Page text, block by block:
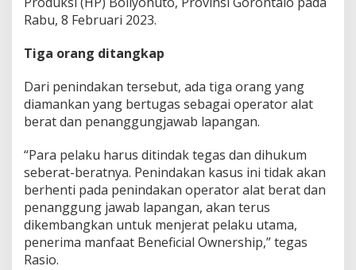
Rabu, 8 Februari 2023.
Tiga orang ditangkap
Dari penindakan tersebut, ada tiga orang yang
diamankan yang bertugas sebagai operator alat
berat dan penanggungjawab lapangan.
“Para pelaku harus ditindak tegas dan dihukum
seberat-beratnya. Penindakan kasus ini tidak akan
berhenti pada penindakan operator alat berat dan
penanggung jawab lapangan, akan terus
dikembangkan untuk menjerat pelaku utama,
penerima manfaat Beneficial Ownership,” tegas
Rasio.